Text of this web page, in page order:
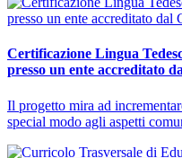
Certificazione Lingua
presso un ente accreditato
Il progetto mira ad
special modo agli aspetti